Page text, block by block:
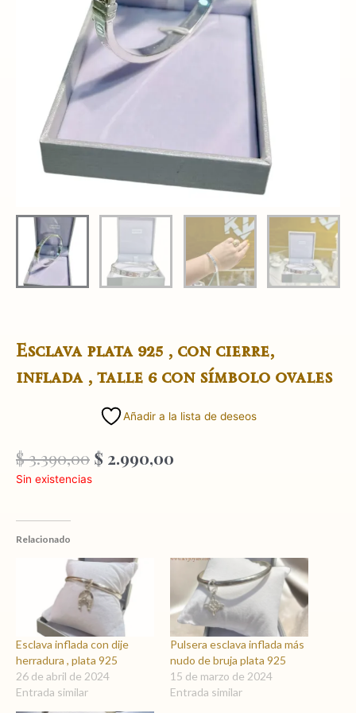
Esclava plata 925 , con cierre,
inflada , talle 6 con símbolo ovales
Añadir a la lista de deseos
$3.390,00 El
precio
$ 2.990,00
Sin existencias
Relacionado
Esclava inflada con dije
herradura , plata 925
26 de abril de 2024
Entrada similar
Pulsera esclava inflada más
nudo de bruja plata 925
15 de marzo de 2024
Entrada similar